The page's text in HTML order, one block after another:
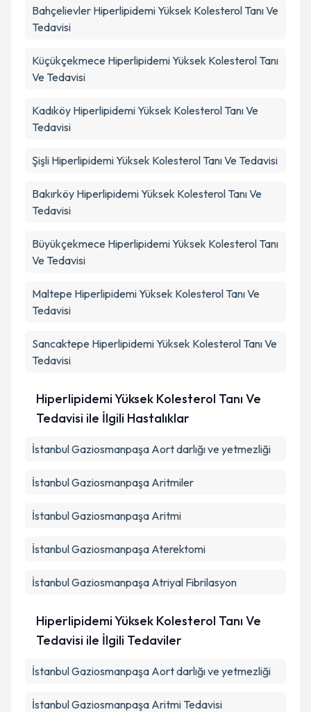
Bahçelievler Hiperlipidemi Yüksek Kolesterol Tanı Ve
Tedavisi
Küçükçekmece Hiperlipidemi Yüksek Kolesterol Tanı
Ve Tedavisi
Kadıköy Hiperlipidemi Yüksek Kolesterol Tanı Ve
Tedavisi
Şişli Hiperlipidemi Yüksek Kolesterol Tanı Ve Tedavisi
Bakırköy Hiperlipidemi Yüksek Kolesterol Tanı Ve
Tedavisi
Büyükçekmece Hiperlipidemi Yüksek Kolesterol Tanı
Ve Tedavisi
Maltepe Hiperlipidemi Yüksek Kolesterol Tanı Ve
Tedavisi
Sancaktepe Hiperlipidemi Yüksek Kolesterol Tanı Ve
Tedavisi
Hiperlipidemi Yüksek Kolesterol Tanı Ve
Tedavisi ile İlgili Hastalıklar
İstanbul Gaziosmanpaşa Aort darlığı ve yetmezliği
İstanbul Gaziosmanpaşa Aritmiler
İstanbul Gaziosmanpaşa Aritmi
İstanbul Gaziosmanpaşa Aterektomi
İstanbul Gaziosmanpaşa Atriyal Fibrilasyon
Hiperlipidemi Yüksek Kolesterol Tanı Ve
Tedavisi ile İlgili Tedaviler
İstanbul Gaziosmanpaşa Aort darlığı ve yetmezliği
İstanbul Gaziosmanpaşa Aritmi Tedavisi